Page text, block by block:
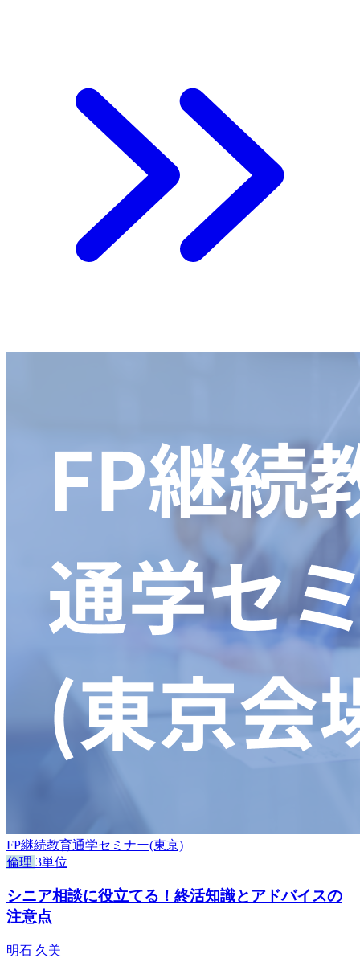
FP継続教育通学セミナー(東京)
倫理 3単位
シニア相談に役立てる！終活知識とアドバイスの
注意点
明石 久美